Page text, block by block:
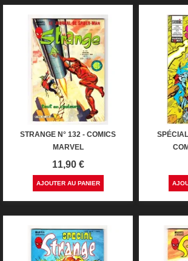
STRANGE N° 132 - COMICS
MARVEL
Prix
11,90 €
AJOUTER AU PANIER